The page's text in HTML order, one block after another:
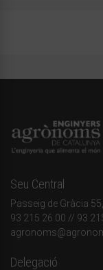
Seu Central
Passeig de Gràcia
93 215 26 00 // 93
Delegació